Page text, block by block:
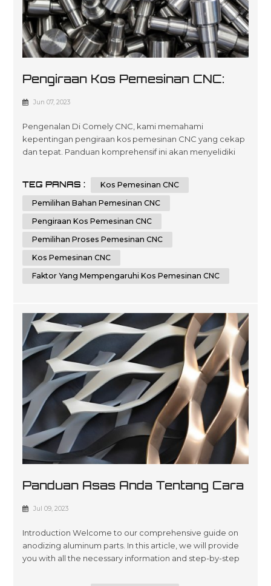
Pengiraan Kos Pemesinan CNC:
Semua Faktor Dan Petua Mesti
Jun 07, 2023
Pengenalan Di Comely CNC, kami memahami
kepentingan pengiraan kos pemesinan CNC yang cekap
dan tepat. Panduan komprehensif ini akan menyelidiki
mengoptimumkan perbelanjaan pembuatan anda atau
peminat yang ingin mengetahui lebih lanjut tentang
cerapa...
TEG PANAS :
Kos Pemesinan CNC
Pemilihan Bahan Pemesinan CNC
Pengiraan Kos Pemesinan CNC
Pemilihan Proses Pemesinan CNC
Kos Pemesinan CNC
Faktor Yang Mempengaruhi Kos Pemesinan CNC
Panduan Asas Anda Tentang Cara
Menganodkan Bahagian Aluminium
Jul 09, 2023
Introduction Welcome to our comprehensive guide on
anodizing aluminum parts. In this article, we will provide
you with all the necessary information and step-by-step